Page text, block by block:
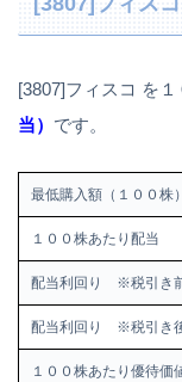
[3807]フィスコ を
当） です。
最低購入額（１００株）
１００株あたり配当
配当利回り ※税引き
配当利回り ※税引き
１００株あたり優待価